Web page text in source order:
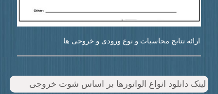
ارائه نتایج محاسبات و نوع ورودی و خروجی ها
دانلود انواع الواتورها بر اساس شوت خروجی